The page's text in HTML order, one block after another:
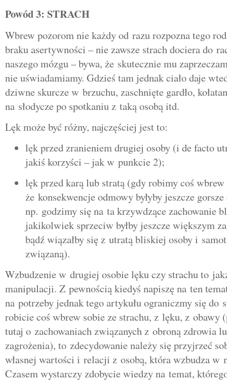
Powód 3: STRACH
Wbrew pozorom nie każdy od razu rozpozna tego
braku asertywności – nie zawsze strach dociera do
naszego mózgu – bywa, że skutecznie mu
nie uświadamiamy. Gdzieś tam jednak ciało daje
dziwne skurcze w brzuchu, zaschnięte gardło,
na słodycze po spotkaniu z taką osobą itd.
Lęk może być różny, najczęściej jest to:
lęk przed zranieniem drugiej osoby (i de facto
jakiś korzyści – jak w punkcie 2);
lęk przed karą lub stratą (gdy robimy coś
że konsekwencje odmowy byłyby jeszcze
np. godzimy się na ta krzywdzące zachowanie
jakikolwiek sprzeciw byłby jeszcze większym
bądź wiązałby się z utratą bliskiej osoby i
związaną).
Wzbudzenie w drugiej osobie lęku czy strachu to
manipulacji. Z pewnością kiedyś napiszę na ten
na potrzeby jednak tego artykułu ograniczmy się do
robicie coś wbrew sobie ze strachu, z lęku, z
tutaj o zachowaniach związanych z obroną zdrowia
zagrożenia), to zdecydowanie należy się przyjrzeć
własnej wartości i relacji z osobą, która wzbudza w
Czasem wystarczy zdobycie wiedzy na temat,